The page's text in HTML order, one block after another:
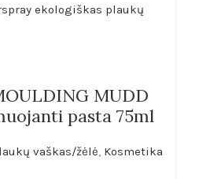
MUDD
pasta 75ml
vaškas/žėlė, Kosmetika